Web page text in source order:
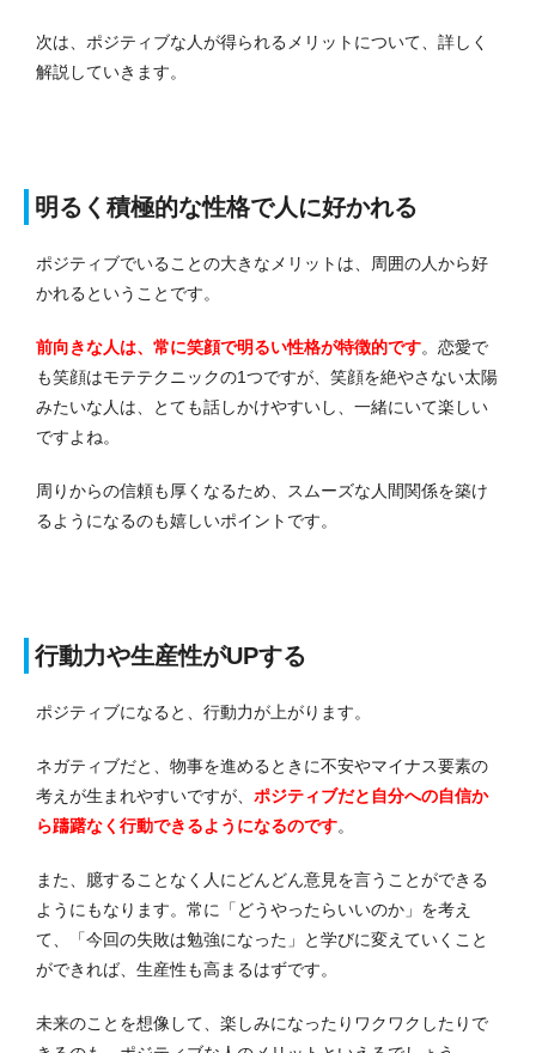
次は、ポジティブな人が得られるメリットについて、詳しく
解説していきます。
明るく積極的な性格で人に好かれる
ポジティブでいることの大きなメリットは、周囲の人から好
かれるということです。
前向きな人は、常に笑顔で明るい性格が特徴的です。 恋愛で
も笑顔はモテテクニックの1つですが、笑顔を絶やさない太陽
みたいな人は、とても話しかけやすいし、一緒にいて楽しい
ですよね。
周りからの信頼も厚くなるため、スムーズな人間関係を築け
るようになるのも嬉しいポイントです。
行動力や生産性がUPする
ポジティブになると、行動力が上がります。
ネガティブだと、物事を進めるときに不安やマイナス要素の
考えが生まれやすいですが、 ポジティブだと自分への自信か
ら躊躇なく行動できるようになるのです。
また、臆することなく人にどんどん意見を言うことができる
ようにもなります。 常に「どうやったらいいのか」を考え
て、「今回の失敗は勉強になった」と学びに変えていくこと
ができれば、生産性も高まるはずです。
未来のことを想像して、楽しみになったりワクワクしたりで